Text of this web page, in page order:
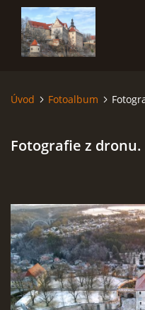
ÚVOD
NĚCO O MNĚ
VIDEA
POUŽITÁ TECHNIKA
Úvod Fotoalbum
Fotografie z dronu.